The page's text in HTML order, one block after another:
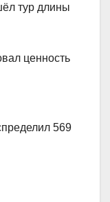
тур длины
ценность
569